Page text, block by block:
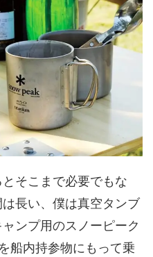
そこまで必要でもな
長い、僕は真空タンブ
ンプ用のスノーピーク
船内持参物にもって乗